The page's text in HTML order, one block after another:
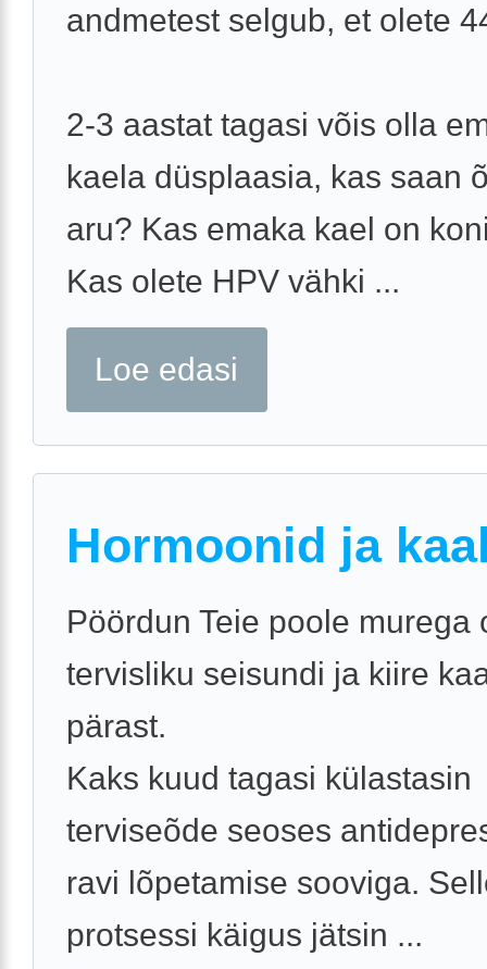
andmetest selgub, et olete
2-3 aastat tagasi võis olla
kaela düsplaasia, kas saan
aru? Kas emaka kael on
Kas olete HPV vähki ...
Loe edasi
Hormoonid ja
Pöördun Teie poole murega
tervisliku seisundi ja kiire
pärast.
Kaks kuud tagasi külastasin
terviseõde seoses
ravi lõpetamise sooviga.
protsessi käigus jätsin ...